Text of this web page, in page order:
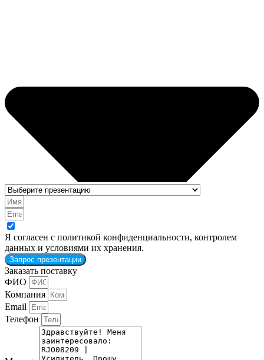
Я согласен с политикой конфиденциальности, контролем
данных и условиями их хранения.
Запрос презентации
Заказать поставку
ФИО
Компания
Email
Телефон